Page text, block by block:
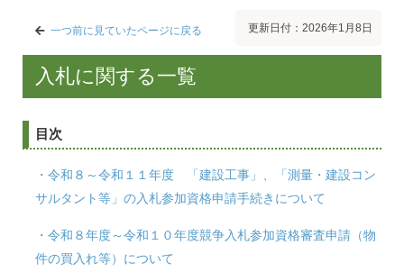
一つ前に見ていたページに戻る 更新日付：2026年1月8日
入札に関する一覧
目次
・令和８～令和１１年度 「建設工事」、「測量・建設コン
サルタント等」の入札参加資格申請手続きについて
・令和８年度～令和１０年度競争入札参加資格審査申請（物
件の買入れ等）について